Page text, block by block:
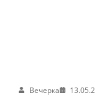
Вечерка